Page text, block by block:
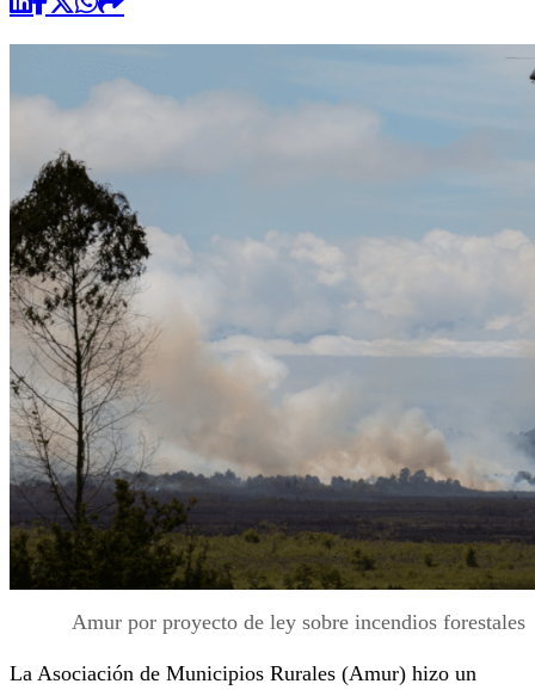
Amur por proyecto de ley sobre incendios forestales
La Asociación de Municipios Rurales (Amur) hizo un